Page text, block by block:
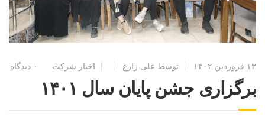
۱۳ فروردین ۱۴۰۲ توسط علی زارع اخبار شرکت ۰ دیدگاه
برگزاری جشن پایان سال ۱۴۰۱